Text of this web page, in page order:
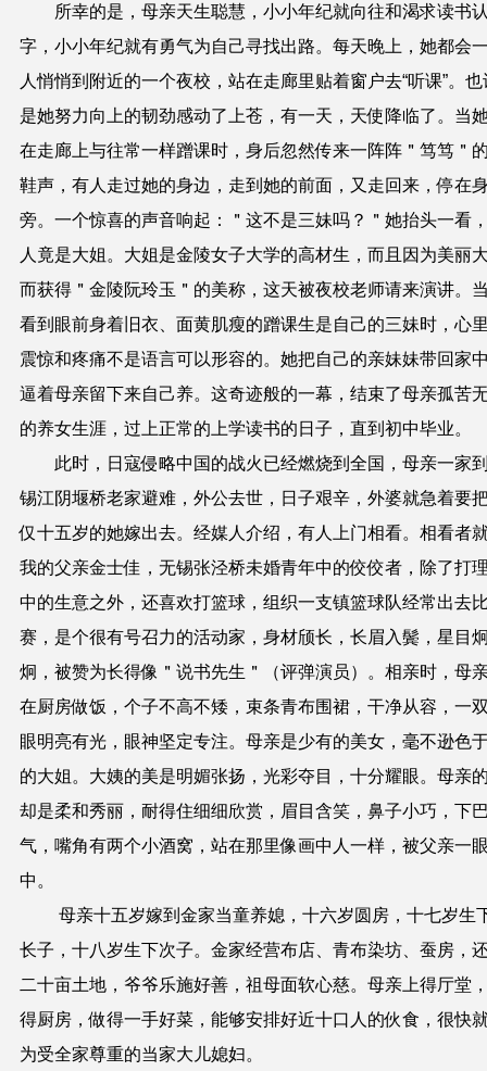
所幸的是，母亲天生聪慧，小小年纪就向往和渴求读书
字，小小年纪就有勇气为自己寻找出路。每天晚上，她都会
人悄悄到附近的一个夜校，站在走廊里贴着窗户去“听课”。也
是她努力向上的韧劲感动了上苍，有一天，天使降临了。当
在走廊上与往常一样蹭课时，身后忽然传来一阵阵＂笃笃＂
鞋声，有人走过她的身边，走到她的前面，又走回来，停在
旁。一个惊喜的声音响起：＂这不是三妹吗？＂她抬头一看
人竟是大姐。大姐是金陵女子大学的高材生，而且因为美丽
而获得＂金陵阮玲玉＂的美称，这天被夜校老师请来演讲。
看到眼前身着旧衣、面黄肌瘦的蹭课生是自己的三妹时，心
震惊和疼痛不是语言可以形容的。她把自己的亲妹妹带回家
逼着母亲留下来自己养。这奇迹般的一幕，结束了母亲孤苦
的养女生涯，过上正常的上学读书的日子，直到初中毕业。
此时， 日寇侵略中国的战火已经燃烧到全国，母亲一家
锡江阴堰桥老家避难，外公去世，日子艰辛，外婆就急着要
仅十五岁的她嫁出去。经媒人介绍，有人上门相看。相看者
我的父亲金士佳，无锡张泾桥未婚青年中的佼佼者，除了打
中的生意之外，还喜欢打篮球，组织一支镇篮球队经常出去
赛，是个很有号召力的活动家，身材颀长，长眉入鬓，星目
炯，被赞为长得像＂说书先生＂（评弹演员）。相亲时，母
在厨房做饭，个子不高不矮，束条青布围裙，干净从容，一
眼明亮有光，眼神坚定专注。母亲是少有的美女，毫不逊色
的大姐。大姨的美是明媚张扬，光彩夺目，十分耀眼。母亲
却是柔和秀丽，耐得住细细欣赏，眉目含笑，鼻子小巧，下
气，嘴角有两个小酒窝，站在那里像画中人一样，被父亲一
中。
母亲十五岁嫁到金家当童养媳，十六岁圆房，十七岁生
长子，十八岁生下次子。金家经营布店、青布染坊、蚕房，
二十亩土地，爷爷乐施好善，祖母面软心慈。母亲上得厅堂
得厨房，做得一手好菜，能够安排好近十口人的伙食，很快
为受全家尊重的当家大儿媳妇。